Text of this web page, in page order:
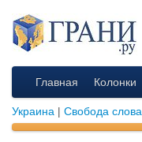
Главная Колонки
Украина | Свобода слова